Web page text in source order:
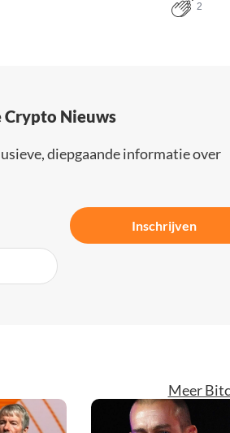
2
Crypto Nieuws
diepgaande informatie over
Inschrijven
Meer